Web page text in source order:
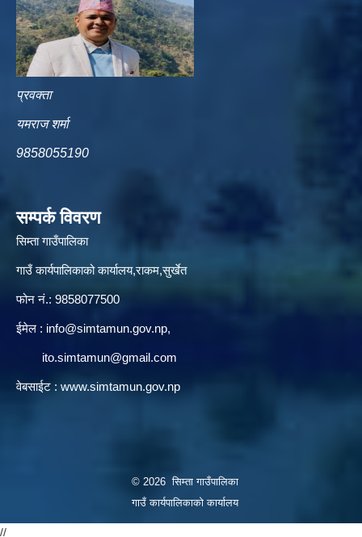
प्रवक्ता
यमराज शर्मा
9858055190
सम्पर्क विवरण
सिम्ता गाउँपालिका
गाउँ कार्यपालिकाको कार्यालय,राकम,सुर्खेत
फोन नं.: 9858077500
ईमेल‌ : info@simtamun.gov.np,
ito.simtamun@gmail.com
वेबसाईट : www.simtamun.gov.np
© 2026 सिम्ता गाउँपालिका
गाउँ कार्यपालिकाको कार्यालय
//